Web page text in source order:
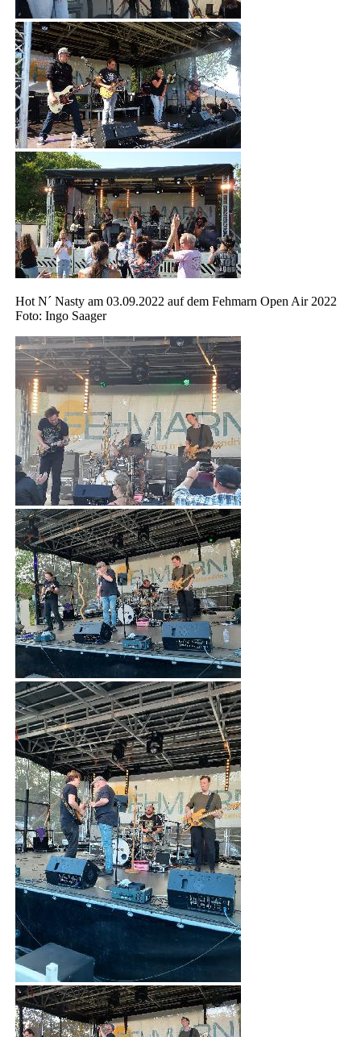
Hot N´ Nasty am 03.09.2022 auf dem Fehmarn Open Air 2022
Foto: Ingo Saager